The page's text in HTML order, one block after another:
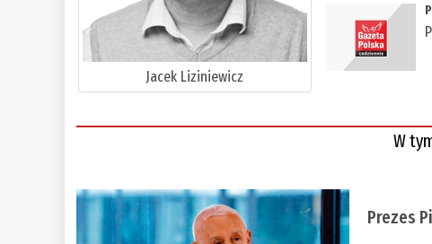
Jacek Liziniewicz
W
Prezes